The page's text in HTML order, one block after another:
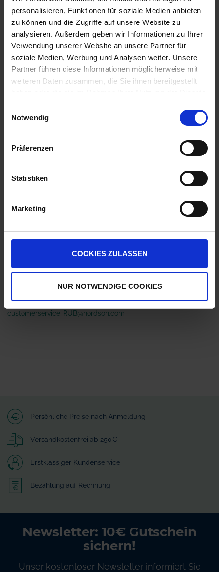
personalisieren, Funktionen für soziale Medien anbieten
zu können und die Zugriffe auf unsere Website zu
analysieren. Außerdem geben wir Informationen zu Ihrer
Verwendung unserer Website an unsere Partner für
soziale Medien, Werbung und Analysen weiter. Unsere
Partner führen diese Informationen möglicherweise mit
weiteren Daten zusammen, die Sie ihnen bereitgestellt
Notwendig
Präferenzen
Statistiken
Marketing
COOKIES ZULASSEN
NUR NOTWENDIGE COOKIES
IN DEN
WARENKORB
IN DEN
WARENKORB
Anmelden für Ihren persönlichen Preis
1,91 € / St
pro 1 Stück
Lieferung voraussichtlich ab Mittwoch, 12. August 2026
QTY_CONTROL_DECREASE
IN DEN WARENKORB
ZUR VERGLEICHSLISTE HINZUFÜGEN
Herstellerinformationen (GPSR)
Arag S.r.l. con socio unico
42048 Rubiera - Reggio nell Emilia - ITALY
customerservice-RUB@nordson.com
Persönliche Preise nach Anmeldung
Versandkostenfrei ab 250€
Erstklassiger Kundenservice
Bezahlung auf Rechnung
Newsletter: 10€ Gutschein
sichern!
Unser kostenloser Newsletter informiert Sie